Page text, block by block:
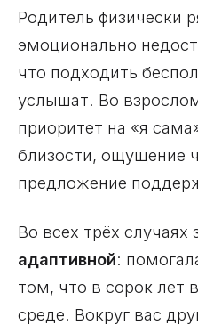
Родитель физически
эмоционально
что подходить
услышат. Во
приоритет на «я
близости, ощущение
предложение
Во всех трёх случаях
адаптивной:
том, что в сорок лет
среде. Вокруг вас